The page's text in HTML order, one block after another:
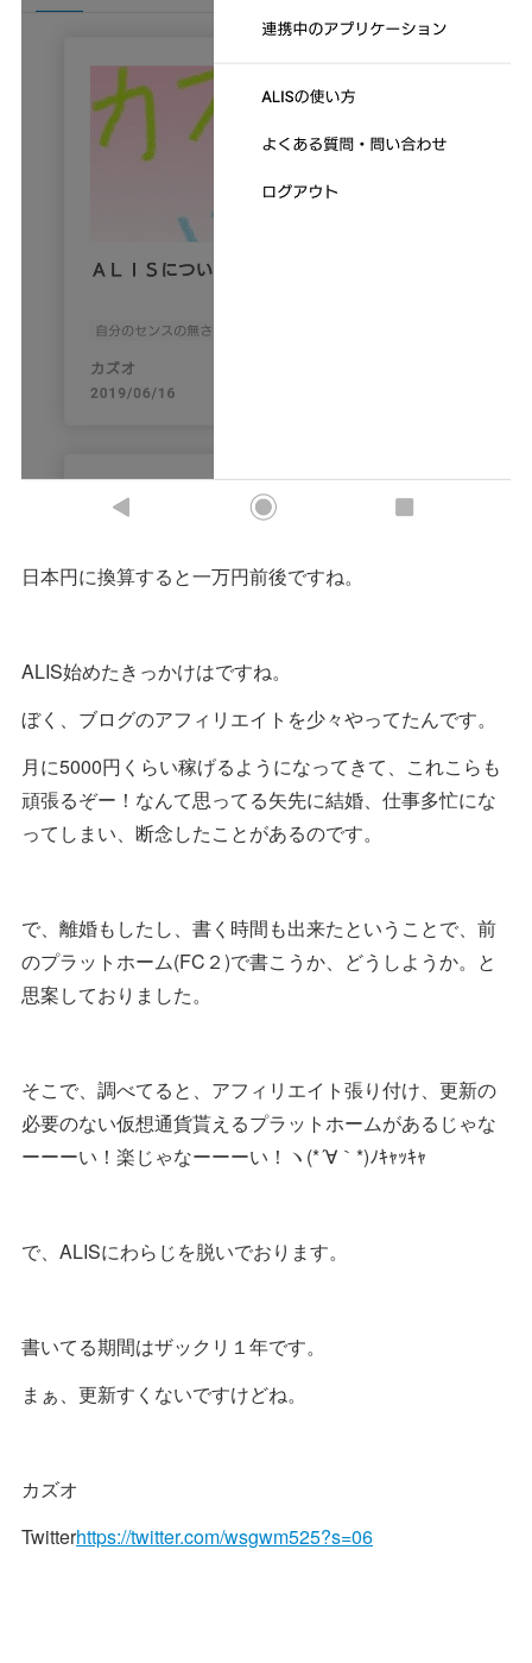
日本円に換算すると一万円前後ですね。
ALIS始めたきっかけはですね。
ぼく、ブログのアフィリエイトを少々やってたんです。
月に5000円くらい稼げるようになってきて、これこらも
頑張るぞー！なんて思ってる矢先に結婚、仕事多忙にな
ってしまい、断念したことがあるのです。
で、離婚もしたし、書く時間も出来たということで、前
のプラットホーム(FC２)で書こうか、どうしようか。と
思案しておりました。
そこで、調べてると、アフィリエイト張り付け、更新の
必要のない仮想通貨貰えるプラットホームがあるじゃな
ーーーい！楽じゃなーーーい！ヽ(*´∀｀*)ﾉｷｬｯｷｬ
で、ALISにわらじを脱いでおります。
書いてる期間はザックリ１年です。
まぁ、更新すくないですけどね。
カズオ
Twitterhttps://twitter.com/wsgwm525?s=06